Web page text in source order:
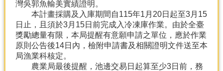
政
灣吳郭魚輸美實績證明。
本計畫採購及入庫期間自115年1月20日起至3月15
日止，且須於3月15日前完成入冷凍庫作業。由於全臺
獎勵總量有限，本局提醒有意願申請之單位，應於作業
原則公告後14日內，檢附申請書及相關證明文件送至本
局漁業科核定。
農業局最後提醒，池邊交易日起算至少3日前，務